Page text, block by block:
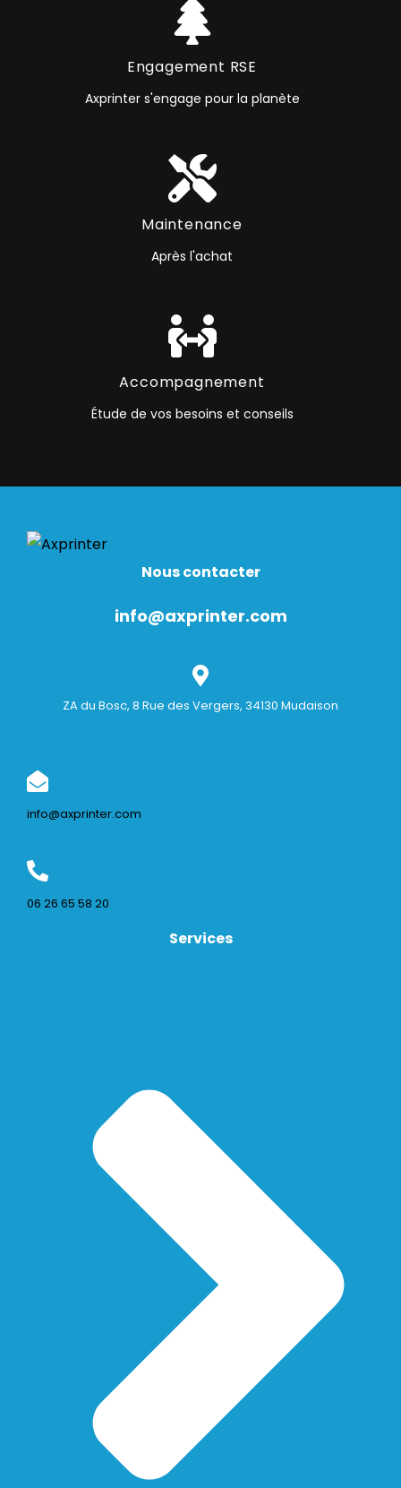
Engagement RSE
Axprinter s'engage pour la planète
Maintenance
Après l'achat
Accompagnement
Étude de vos besoins et conseils
Nous contacter
info@axprinter.com
ZA du Bosc, 8 Rue des Vergers, 34130 Mudaison
info@axprinter.com
06 26 65 58 20
Services